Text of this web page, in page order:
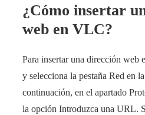
¿Cómo insertar
web en VLC?
Para insertar una dirección web
y selecciona la pestaña Red en
continuación, en el apartado
la opción Introduzca una URL.